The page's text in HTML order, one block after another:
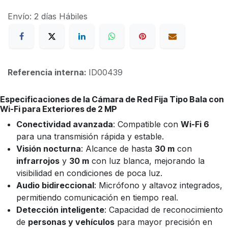
Envío: 2 días Hábiles
Referencia interna: ID00439
Especificaciones de la Cámara de Red Fija Tipo Bala con
Wi-Fi para Exteriores de 2 MP
Conectividad avanzada: Compatible con Wi-Fi 6
para una transmisión rápida y estable.
Visión nocturna: Alcance de hasta 30 m con
infrarrojos y 30 m con luz blanca, mejorando la
visibilidad en condiciones de poca luz.
Audio bidireccional: Micrófono y altavoz integrados,
permitiendo comunicación en tiempo real.
Detección inteligente: Capacidad de reconocimiento
de personas y vehículos para mayor precisión en